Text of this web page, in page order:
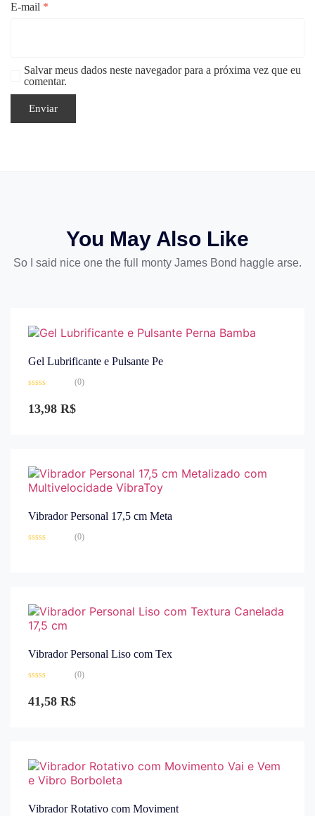
E-mail *
Salvar meus dados neste navegador para a próxima vez que eu
comentar.
You May Also Like
So I said nice one the full monty James Bond haggle arse.
Gel Lubrificante e Pulsante Pe
0
de
(0)
13,98 R$
Vibrador Personal 17,5 cm Meta
(0)
Vibrador Personal Liso com Tex
0
de
(0)
41,58 R$
Vibrador Rotativo com Moviment